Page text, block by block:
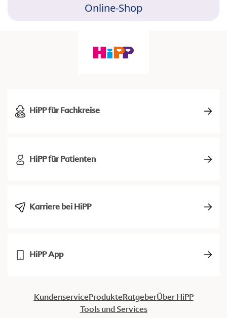
Online-Shop
HiPP für Fachkreise
HiPP für Patienten
Karriere bei HiPP
HiPP App
KundenserviceProdukteRatgeberÜber HiPP
Tools und Services